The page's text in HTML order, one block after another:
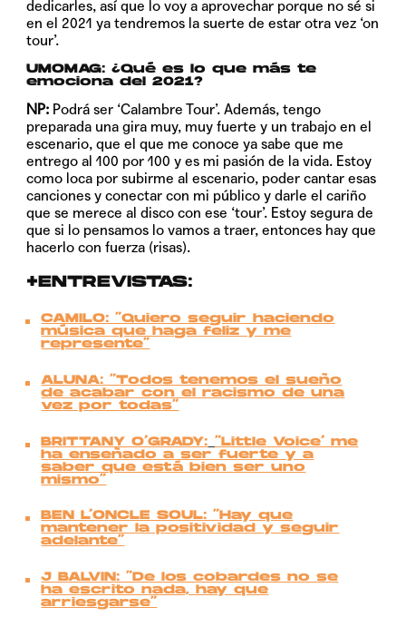
dedicarles, así que lo voy a aprovechar porque no sé si
en el 2021 ya tendremos la suerte de estar otra vez ‘on
tour’.
UMOMAG: ¿Qué es lo que más te
emociona del 2021?
NP: Podrá ser ‘Calambre Tour’. Además, tengo
preparada una gira muy, muy fuerte y un trabajo en el
escenario, que el que me conoce ya sabe que me
entrego al 100 por 100 y es mi pasión de la vida. Estoy
como loca por subirme al escenario, poder cantar esas
canciones y conectar con mi público y darle el cariño
que se merece al disco con ese ‘tour’. Estoy segura de
que si lo pensamos lo vamos a traer, entonces hay que
hacerlo con fuerza (risas).
+ENTREVISTAS:
CAMILO: “Quiero seguir haciendo
música que haga feliz y me
represente”
ALUNA: “Todos tenemos el sueño
de acabar con el racismo de una
vez por todas”
BRITTANY O’GRADY:
“Little Voice’ me
ha enseñado a ser fuerte y a
saber que está bien ser uno
mismo”
BEN L’ONCLE SOUL: “Hay que
mantener la positividad y seguir
adelante”
J BALVIN: “De los cobardes no se
ha escrito nada, hay que
arriesgarse”